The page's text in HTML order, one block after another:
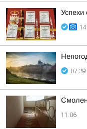
Успехи
07:39
11:06